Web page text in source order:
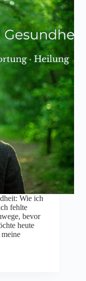
Wie ich
fehlte
bevor
heute